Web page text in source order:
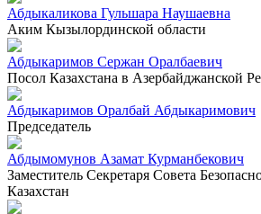
Абдыкаликова Гульшара Наушаевна
Аким Кызылординской области
Абдыкаримов Сержан Оралбаевич
Посол Казахстана в Азербайджанской
Абдыкаримов Оралбай Абдыкаримович
Председатель
Абдымомунов Азамат Курманбекович
Заместитель Секретаря Совета
Казахстан